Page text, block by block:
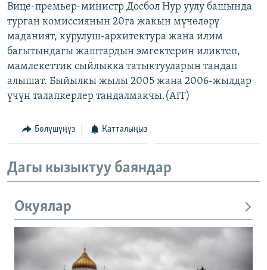
ЭЖЕ-СИҢДИЛЕР
АЗАТТЫК+
ЫҢГАЙСЫЗ СУРООЛОР
ОНЛАЙН ШЕРИНЕ
ЭЕ/АРнун бардык сайттары
Вице-премьер-министр Досбол Нур уулу башында
турган комиссиянын 20га жакын мүчөлөрү
маданият, курулуш-архитектура жана илим
багытындагы жаштардын эмгектерин иликтеп,
мамлекеттик сыйлыкка татыктууларын тандап
алышат. Быйылкы жылы 2005 жана 2006-жылдар
үчүн талапкерлер тандалмакчы.(AiT)
Бөлүшүңүз Катталыңыз
Дагы кызыктуу баяндар
Окуялар